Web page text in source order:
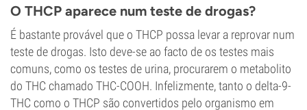
O THCP aparece num teste de drogas?
É bastante provável que o THCP possa levar a reprovar num
teste de drogas. Isto deve-se ao facto de os testes mais
comuns, como os testes de urina, procurarem o metabolito
do THC chamado THC-COOH. Infelizmente, tanto o delta-9-
THC como o THCP são convertidos pelo organismo em